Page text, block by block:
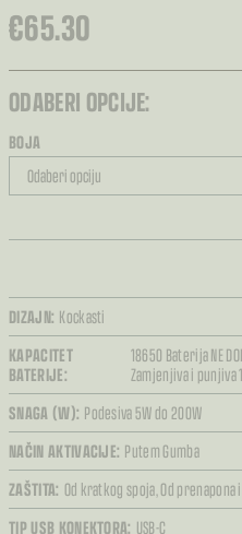
€65.30
ODABERI OPCIJE:
BOJA
DIZAJN: Kockasti
KAPACITET
BATERIJE:
18650 Baterija NE
Zamjenjiva i
SNAGA (W): Podesiva 5W do 200W
NAČIN AKTIVACIJE: Putem Gumba
ZAŠTITA: Od kratkog spoja,Od prenapona
TIP USB KONEKTORA: USB-C